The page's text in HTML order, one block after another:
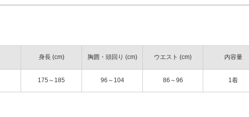
身長 (cm) 胸囲・頭回り (cm) ウエスト (cm) 内容量
175～185 96～104 86～96 1着